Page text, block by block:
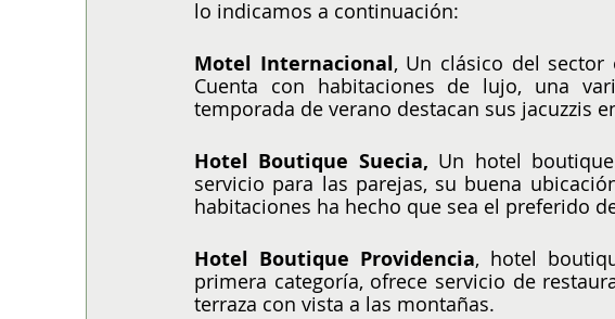
lo indicamos a continuación:
Motel Internacional, Un clásico del sector
Cuenta con habitaciones de lujo, una
temporada de verano destacan sus jacuzzis
Hotel Boutique Suecia, Un hotel
servicio para las parejas, su buena
habitaciones ha hecho que sea el preferido
Hotel Boutique Providencia, hotel
primera categoría, ofrece servicio de
terraza con vista a las montañas.